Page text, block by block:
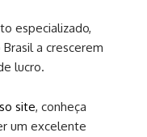
especializado,
a crescerem
lucro.
site, conheça
um excelente